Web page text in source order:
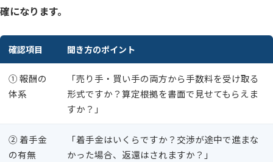
確になります。
確認項目 聞き方のポイント
① 報酬の
体系
「売り手・買い手の両方から手数料を受け取る
形式ですか？算定根拠を書面で見せてもらえま
すか？」
② 着手金
の有無
「着手金はいくらですか？交渉が途中で進まな
かった場合、返還はされますか？」